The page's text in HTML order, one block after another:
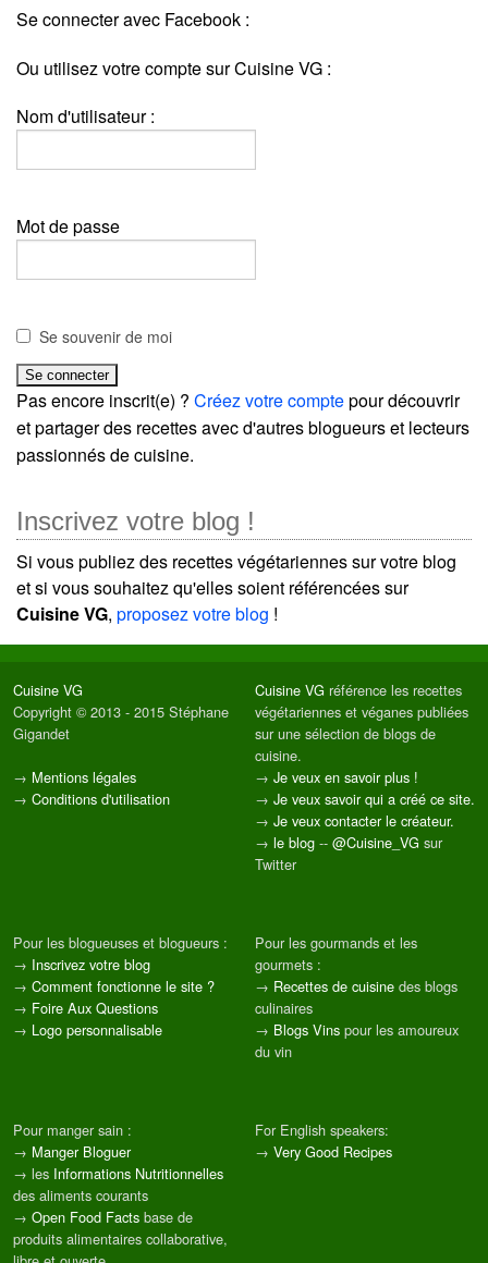
Se connecter avec Facebook :
Ou utilisez votre compte sur Cuisine VG :
Nom d'utilisateur :
Mot de passe
Se souvenir de moi
Pas encore inscrit(e) ? Créez votre comptepour découvrir
et partager des recettes avec d'autres blogueurs et lecteurs
passionnés de cuisine.
Inscrivez votre blog !
Si vous publiez des recettes végétariennes sur votre blog
et si vous souhaitez qu'elles soient référencées sur
Cuisine VG, proposez votre blog !
Cuisine VG
Copyright © 2013 - 2015 Stéphane
Gigandet
→ Mentions légales
→ Conditions d'utilisation
Cuisine VG référence les recettes
végétariennes et véganes publiées
sur une sélection de blogs de
cuisine.
→ Je veux en savoir plus !
→ Je veux savoir qui a créé ce site.
→ Je veux contacter le créateur.
→ le blog -- @Cuisine_VG sur
Twitter
Pour les blogueuses et blogueurs :
→ Inscrivez votre blog
→ Comment fonctionne le site ?
→ Foire Aux Questions
→ Logo personnalisable
Pour les gourmands et les
gourmets :
→ Recettes de cuisine des blogs
culinaires
→ Blogs Vins pour les amoureux
du vin
Pour manger sain :
→ Manger Bloguer
→ les Informations Nutritionnelles
des aliments courants
→ Open Food Facts base de
produits alimentaires collaborative,
For English speakers:
→ Very Good Recipes